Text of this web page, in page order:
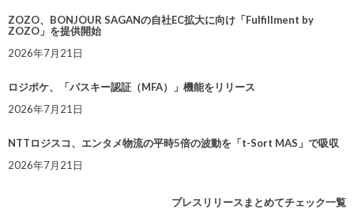
ZOZO、BONJOUR SAGANの自社EC拡大に向け「Fulfillment by
ZOZO」を提供開始
2026年7月21日
ロジポケ、「パスキー認証（MFA）」機能をリリース
2026年7月21日
NTTロジスコ、エンタメ物流の平時5倍の波動を「t-Sort MAS」で吸収
2026年7月21日
プレスリリースまとめてチェック一覧